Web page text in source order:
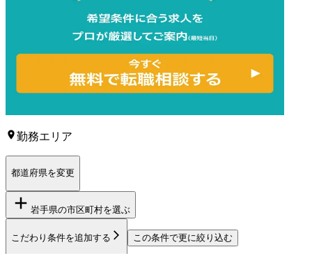
勤務エリア
都道府県を変更
岩手県の市区町村を選ぶ
こだわり条件を追加する この条件で更に絞り込む